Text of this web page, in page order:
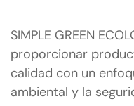
SIMPLE GREEN
proporcionar
calidad con un
ambiental y la